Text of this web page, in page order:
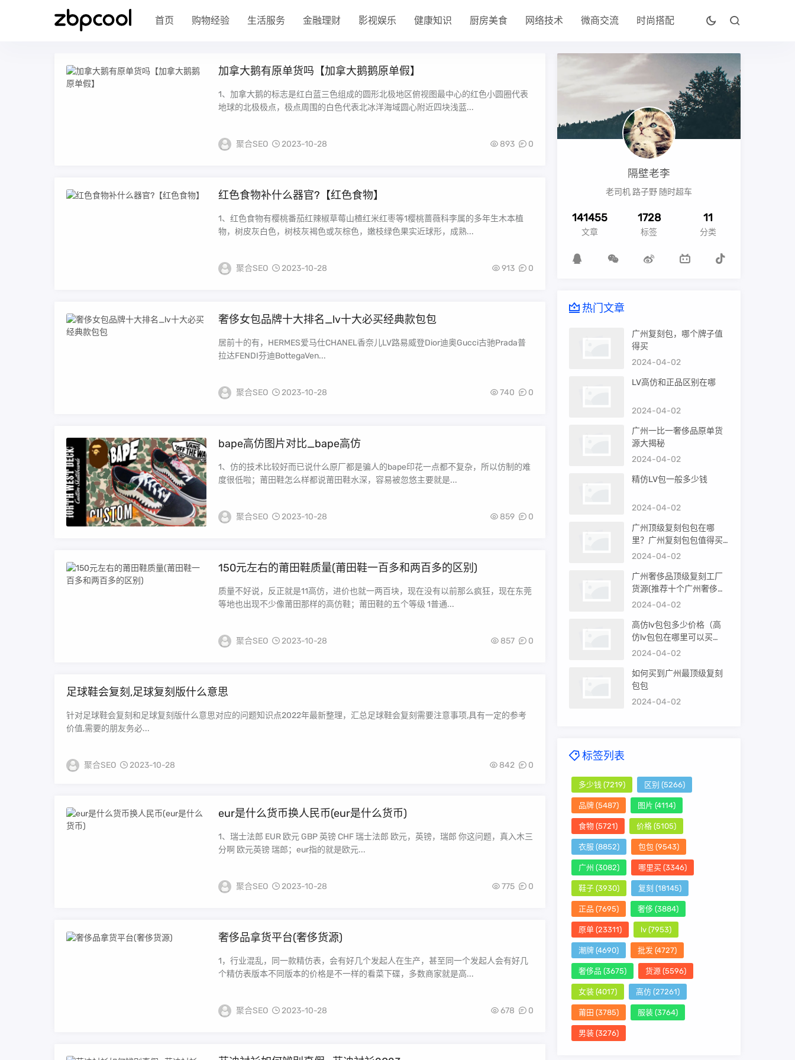
首页 购物经验 生活服务 金融理财 影视娱乐 健康知识 厨房美食 网络技术 微商交流 时尚搭配
加拿大鹅有原单货吗【加拿大鹅鹅原单假】
1、加拿大鹅的标志是红白蓝三色组成的圆形北极地区俯视图最中心的红色小圆圈代表
地球的北极极点，极点周围的白色代表北冰洋海域圆心附近四块浅蓝...
聚合SEO 2023-10-28 893 0
红色食物补什么器官?【红色食物】
1、红色食物有樱桃番茄红辣椒草莓山楂红米红枣等1樱桃蔷薇科李属的多年生木本植
物，树皮灰白色，树枝灰褐色或灰棕色，嫩枝绿色果实近球形，成熟...
聚合SEO 2023-10-28 913 0
奢侈女包品牌十大排名_lv十大必买经典款包包
居前十的有，HERMES爱马仕CHANEL香奈儿LV路易威登Dior迪奥Gucci古驰Prada普
拉达FENDI芬迪BottegaVen...
聚合SEO 2023-10-28 740 0
bape高仿图片对比_bape高仿
1、仿的技术比较好而已说什么原厂都是骗人的bape印花一点都不复杂，所以仿制的难
度很低啦；莆田鞋怎么样都说莆田鞋水深，容易被忽悠主要就是...
聚合SEO 2023-10-28 859 0
150元左右的莆田鞋质量(莆田鞋一百多和两百多的区别)
质量不好说，反正就是11高仿，进价也就一两百块，现在没有以前那么疯狂，现在东莞
等地也出现不少像莆田那样的高仿鞋；莆田鞋的五个等级 1普通...
聚合SEO 2023-10-28 857 0
足球鞋会复刻,足球复刻版什么意思
针对足球鞋会复刻和足球复刻版什么意思对应的问题知识点2022年最新整理，汇总足球鞋会复刻需要注意事项,具有一定的参考
价值,需要的朋友务必...
聚合SEO 2023-10-28 842 0
eur是什么货币换人民币(eur是什么货币)
1、瑞士法郎 EUR 欧元 GBP 英镑 CHF 瑞士法郎 欧元，英镑，瑞郎 你这问题，真入木三
分啊 欧元英镑 瑞郎；eur指的就是欧元...
聚合SEO 2023-10-28 775 0
奢侈品拿货平台(奢侈货源)
1，行业混乱，同一款精仿表，会有好几个发起人在生产，甚至同一个发起人会有好几
个精仿表版本不同版本的价格是不一样的看菜下碟，多数商家就是高...
聚合SEO 2023-10-28 678 0
隔壁老李
老司机 路子野 随时超车
141455
文章
1728
标签
11
分类
热门文章
广州复刻包，哪个牌子值
得买
2024-04-02
LV高仿和正品区别在哪
2024-04-02
广州一比一奢侈品原单货
源大揭秘
2024-04-02
精仿LV包一般多少钱
2024-04-02
广州顶级复刻包包在哪
里？广州复刻包包值得买
吗？
2024-04-02
广州奢侈品顶级复刻工厂
货源(推荐十个广州奢侈品
购买渠道)
2024-04-02
高仿lv包包多少价格（高
仿lv包包在哪里可以买
到）
2024-04-02
如何买到广州最顶级复刻
包包
2024-04-02
标签列表
多少钱 (7219) 区别 (5266)
品牌 (5487) 图片 (4114)
食物 (5721) 价格 (5105)
衣服 (8852) 包包 (9543)
广州 (3082) 哪里买 (3346)
鞋子 (3930) 复刻 (18145)
正品 (7695) 奢侈 (3884)
原单 (23311) lv (7953)
潮牌 (4690) 批发 (4727)
奢侈品 (3675) 货源 (5596)
女装 (4017) 高仿 (27261)
莆田 (3785) 服装 (3764)
男装 (3276)